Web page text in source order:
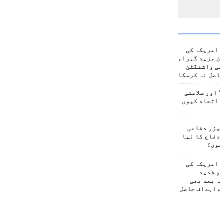
امریکہ کی
مزید گہرا،
واشنگٹن
نہ کرسکا
سلامتی
اتحاد کیوں
دفاعی
کا نیا
امریکہ کی
شدید
بعد بھی
اہداف حاصل